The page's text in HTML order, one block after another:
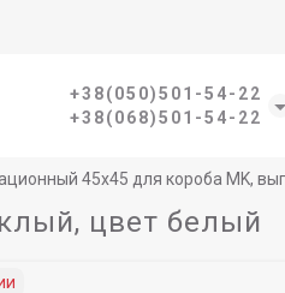
+38(050)501-54-22
+38(068)501-54-22
45х45 для короба MK,
цвет белый